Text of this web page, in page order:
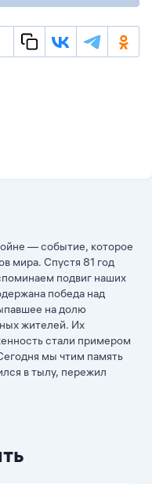
— событие, которое
мира. Спустя 81 год
подвиг наших
победа над
на долю
жителей. Их
стали примером
мы чтим память
в тылу, пережил